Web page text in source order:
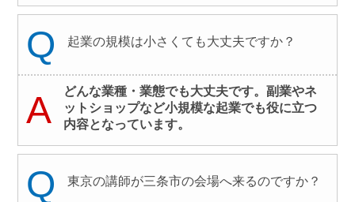
Q 起業の規模は小さくても大丈夫ですか？
A
どんな業種・業態でも大丈夫です。副業やネ
ットショップなど小規模な起業でも役に立つ
内容となっています。
Q 東京の講師が三条市の会場へ来るのですか？